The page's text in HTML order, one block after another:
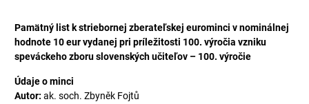
Pamätný list k striebornej zberateľskej eurominci v nominálnej
hodnote 10 eur vydanej pri príležitosti 100. výročia vzniku
speváckeho zboru slovenských učiteľov – 100. výročie
Údaje o minci
Autor: ak. soch. Zbyněk Fojtů